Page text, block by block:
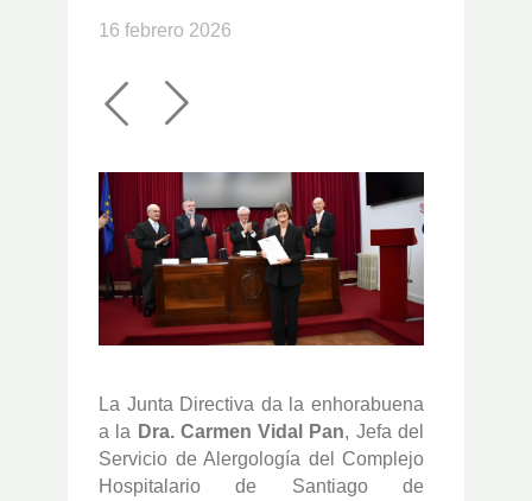
16 febrero 2026
La Junta Directiva da la enhorabuena
a la Dra. Carmen Vidal Pan, Jefa del
Servicio de Alergología del Complejo
Hospitalario de Santiago de